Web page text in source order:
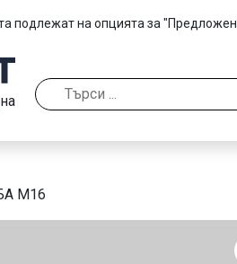
подлежат на опцията за
M16